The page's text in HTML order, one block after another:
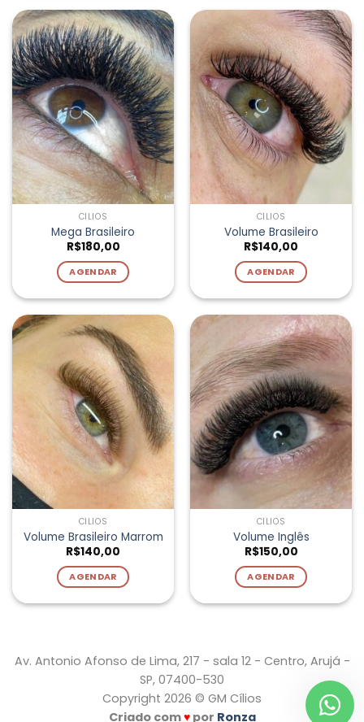
CÍLIOS
Mega Brasileiro
R$180,00
AGENDAR
CÍLIOS
Volume Brasileiro
R$140,00
AGENDAR
CÍLIOS
Volume Brasileiro Marrom
R$140,00
AGENDAR
CÍLIOS
Volume Inglês
R$150,00
AGENDAR
Av. Antonio Afonso de Lima, 217 - sala 12 - Centro, Arujá -
SP, 07400-530
Copyright 2026 © GM Cílios
Criado com♥por Ronza